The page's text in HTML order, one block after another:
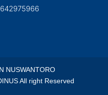
NUSWANTORO
All right Reserved